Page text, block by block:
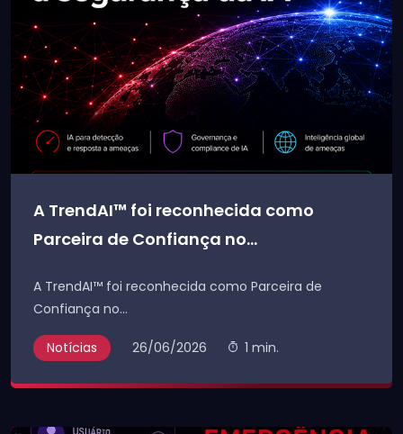
A TrendAI™ foi reconhecida como
Parceira de Confiança no...
A TrendAI™ foi reconhecida como Parceira de
Confiança no...
Notícias 26/06/2026 1 min.